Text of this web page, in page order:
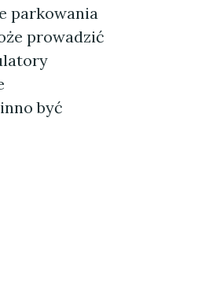
parkowania
prowadzić
być